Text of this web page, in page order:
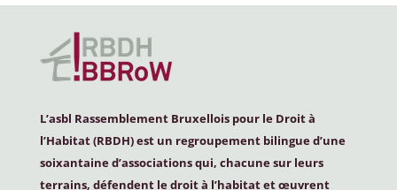
L’asbl Rassemblement Bruxellois pour le Droit à
l’Habitat (RBDH) est un regroupement bilingue d’une
soixantaine d’associations qui, chacune sur leurs
terrains, défendent le droit à l’habitat et œuvrent